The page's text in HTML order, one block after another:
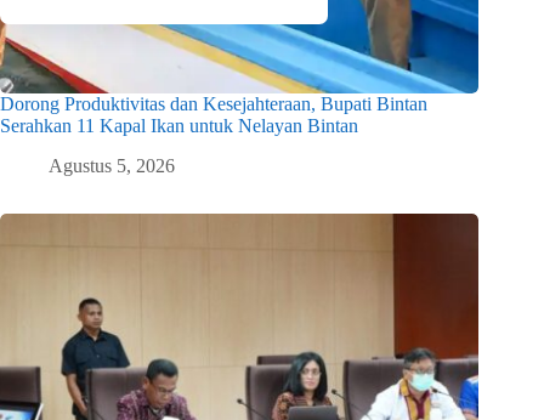
Dorong Produktivitas dan Kesejahteraan, Bupati Bintan
Serahkan 11 Kapal Ikan untuk Nelayan Bintan
Agustus 5, 2026